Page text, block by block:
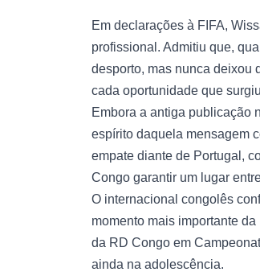
Em declarações à FIFA,
profissional. Admitiu que,
desporto, mas nunca deixou
cada oportunidade que
Embora a antiga publicação
espírito daquela mensagem
empate diante de Portugal,
Congo garantir um lugar
O internacional congolês
momento mais importante
da RD Congo em
ainda na adolescência.